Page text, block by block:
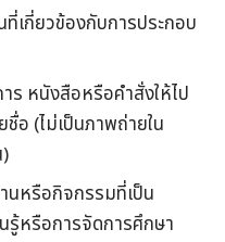
เกี่ยวข้องกับการประกอบ
ร หนังสือหรือคำสั่งให้ไป
อ (ไม่เป็นภาพถ่ายใน
นหรือกิจกรรมที่เป็น
รู้หรือการจัดการศึกษา